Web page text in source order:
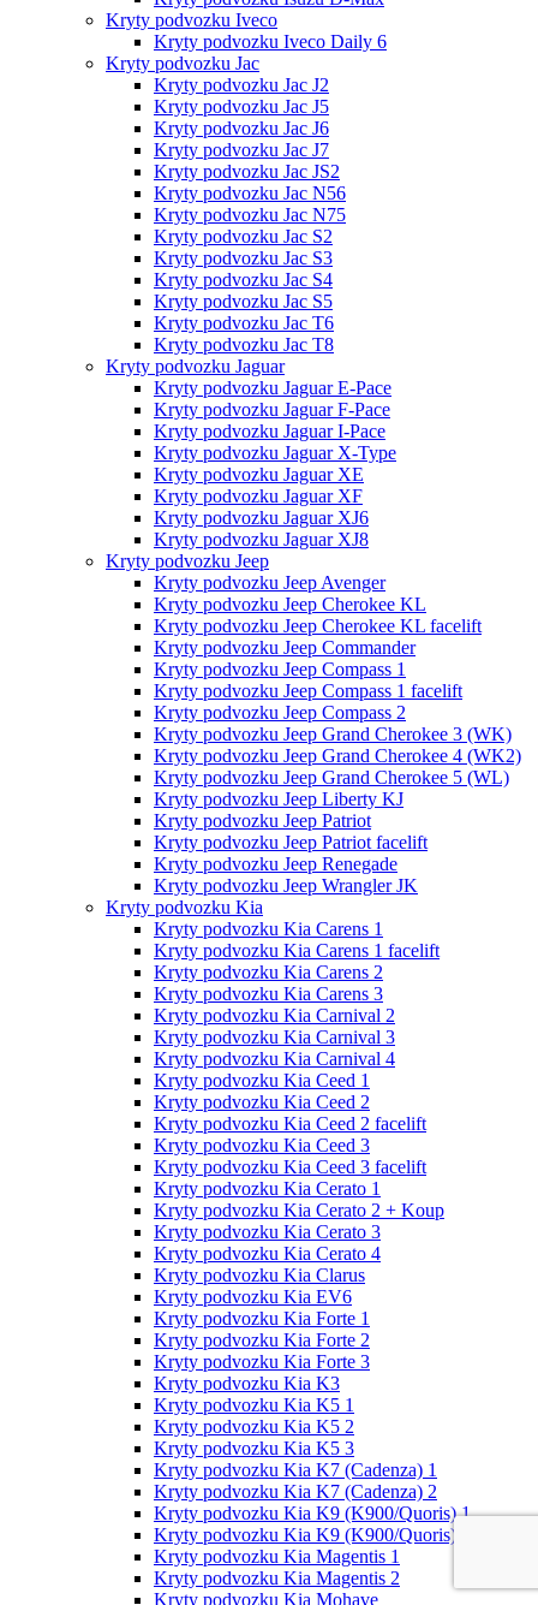
Kryty podvozku Iveco
Kryty podvozku Iveco Daily 6
Kryty podvozku Jac
Kryty podvozku Jac J2
Kryty podvozku Jac J5
Kryty podvozku Jac J6
Kryty podvozku Jac J7
Kryty podvozku Jac JS2
Kryty podvozku Jac N56
Kryty podvozku Jac N75
Kryty podvozku Jac S2
Kryty podvozku Jac S3
Kryty podvozku Jac S4
Kryty podvozku Jac S5
Kryty podvozku Jac T6
Kryty podvozku Jac T8
Kryty podvozku Jaguar
Kryty podvozku Jaguar E-Pace
Kryty podvozku Jaguar F-Pace
Kryty podvozku Jaguar I-Pace
Kryty podvozku Jaguar X-Type
Kryty podvozku Jaguar XE
Kryty podvozku Jaguar XF
Kryty podvozku Jaguar XJ6
Kryty podvozku Jaguar XJ8
Kryty podvozku Jeep
Kryty podvozku Jeep Avenger
Kryty podvozku Jeep Cherokee KL
Kryty podvozku Jeep Cherokee KL facelift
Kryty podvozku Jeep Commander
Kryty podvozku Jeep Compass 1
Kryty podvozku Jeep Compass 1 facelift
Kryty podvozku Jeep Compass 2
Kryty podvozku Jeep Grand Cherokee 3 (WK)
Kryty podvozku Jeep Grand Cherokee 4 (WK2)
Kryty podvozku Jeep Grand Cherokee 5 (WL)
Kryty podvozku Jeep Liberty KJ
Kryty podvozku Jeep Patriot
Kryty podvozku Jeep Patriot facelift
Kryty podvozku Jeep Renegade
Kryty podvozku Jeep Wrangler JK
Kryty podvozku Kia
Kryty podvozku Kia Carens 1
Kryty podvozku Kia Carens 1 facelift
Kryty podvozku Kia Carens 2
Kryty podvozku Kia Carens 3
Kryty podvozku Kia Carnival 2
Kryty podvozku Kia Carnival 3
Kryty podvozku Kia Carnival 4
Kryty podvozku Kia Ceed 1
Kryty podvozku Kia Ceed 2
Kryty podvozku Kia Ceed 2 facelift
Kryty podvozku Kia Ceed 3
Kryty podvozku Kia Ceed 3 facelift
Kryty podvozku Kia Cerato 1
Kryty podvozku Kia Cerato 2 + Koup
Kryty podvozku Kia Cerato 3
Kryty podvozku Kia Cerato 4
Kryty podvozku Kia Clarus
Kryty podvozku Kia EV6
Kryty podvozku Kia Forte 1
Kryty podvozku Kia Forte 2
Kryty podvozku Kia Forte 3
Kryty podvozku Kia K3
Kryty podvozku Kia K5 1
Kryty podvozku Kia K5 2
Kryty podvozku Kia K5 3
Kryty podvozku Kia K7 (Cadenza) 1
Kryty podvozku Kia K7 (Cadenza) 2
Kryty podvozku Kia K9 (K900/Quoris) 1
Kryty podvozku Kia K9 (K900/Quoris) 2
Kryty podvozku Kia Magentis 1
Kryty podvozku Kia Magentis 2
Kryty podvozku Kia Mohave